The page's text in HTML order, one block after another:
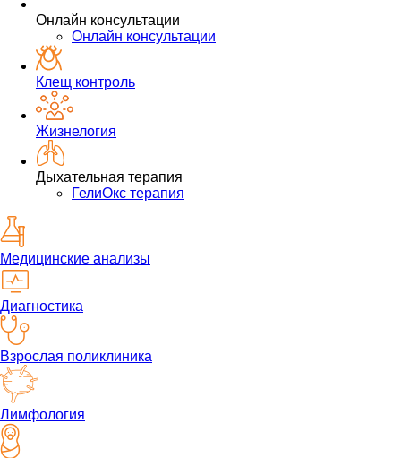
Онлайн консультации
Онлайн консультации
Клещ контроль
Жизнелогия
Дыхательная терапия
ГелиОкс терапия
Медицинские анализы
Диагностика
Взрослая поликлиника
Лимфология